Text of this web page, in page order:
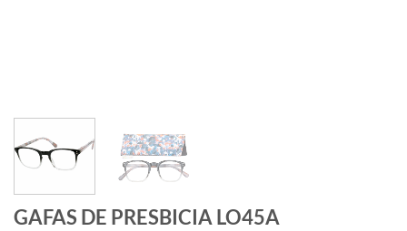
GAFAS DE PRESBICIA LO45A